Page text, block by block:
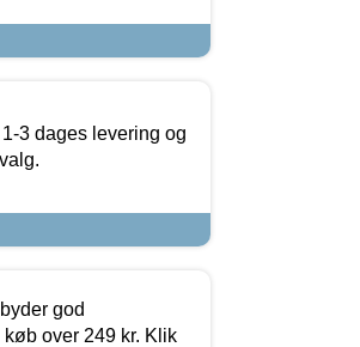
3 dages levering og
god
over 249 kr. Klik